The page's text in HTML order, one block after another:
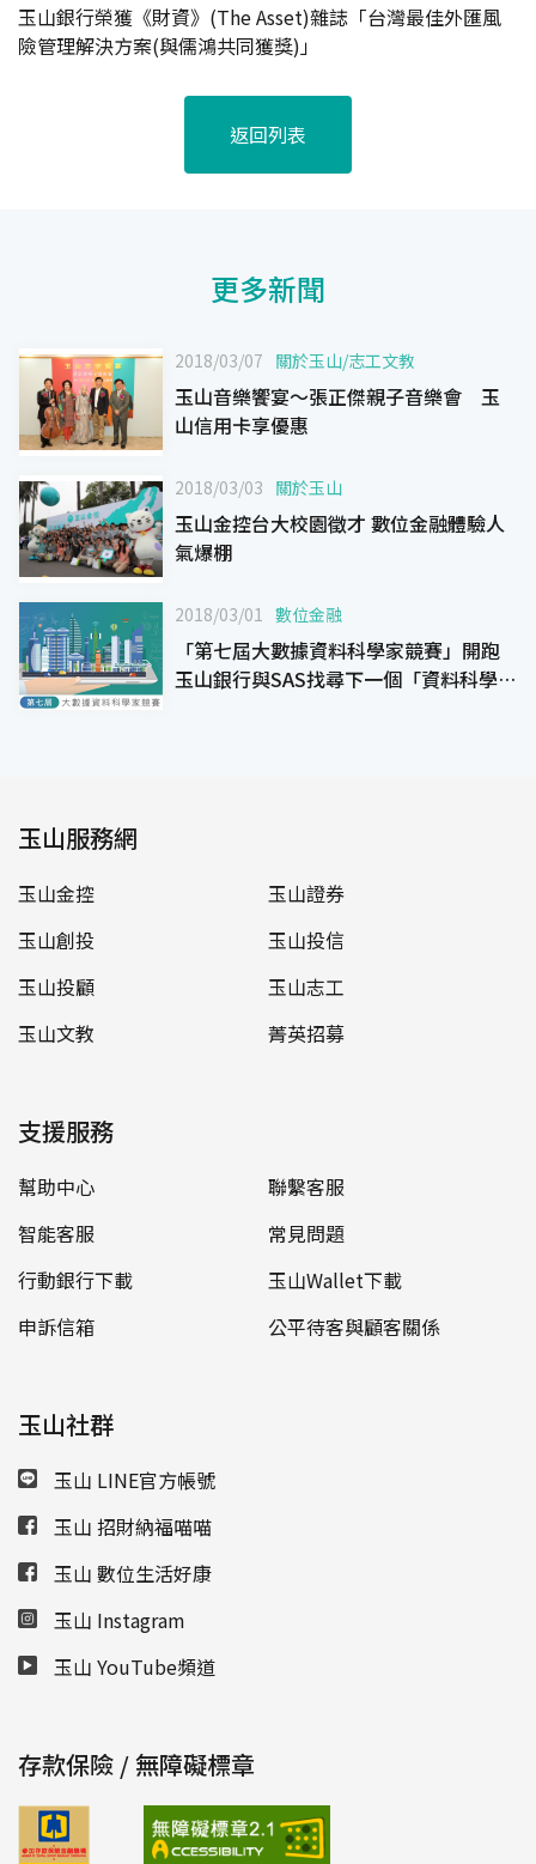
玉山銀行榮獲《財資》(The Asset)雜誌「台灣最佳外匯風
險管理解決方案(與儒鴻共同獲獎)」
返回列表
更多新聞
2018/03/07 關於玉山/志工文教
玉山音樂饗宴～張正傑親子音樂會 玉
山信用卡享優惠
2018/03/03 關於玉山
玉山金控台大校園徵才 數位金融體驗人
氣爆棚
2018/03/01 數位金融
「第七屆大數據資料科學家競賽」開跑
玉山銀行與SAS找尋下一個「資料科學
玉山服務網
玉山金控
玉山證券
玉山創投
玉山投信
玉山投顧
玉山志工
玉山文教
菁英招募
支援服務
幫助中心
聯繫客服
智能客服
常見問題
行動銀行下載
玉山Wallet下載
申訴信箱
公平待客與顧客關係
玉山社群
玉山 LINE官方帳號
玉山 招財納福喵喵
玉山 數位生活好康
玉山 Instagram
玉山 YouTube頻道
存款保險 / 無障礙標章